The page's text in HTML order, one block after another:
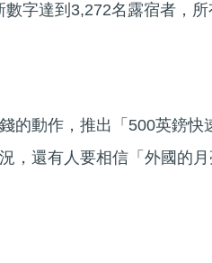
字達到3,272名露宿者，
的動作，推出「500英鎊快
，還有人要相信「外國的